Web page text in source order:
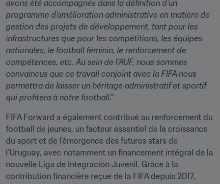
avons été accompagnés dans la définition d’un
programme d’amélioration administrative en matière de
gestion des projets de développement, tant pour les
infrastructures que pour les compétitions, les équipes
nationales, le football féminin, le renforcement de
compétences, etc. Au sein de l’AUF, nous sommes
convaincus que ce travail conjoint avec la FIFA nous
permettra de laisser un héritage administratif et sportif
qui profitera à notre football."
FIFA Forward a également contribué au renforcement du
football de jeunes, un facteur essentiel de la croissance
du sport et de l’émergence des futures stars de
l’Uruguay, avec notamment un financement intégral de la
nouvelle Liga de Integración Juvenil. Grâce à la
contribution financière reçue de la FIFA depuis 2017,